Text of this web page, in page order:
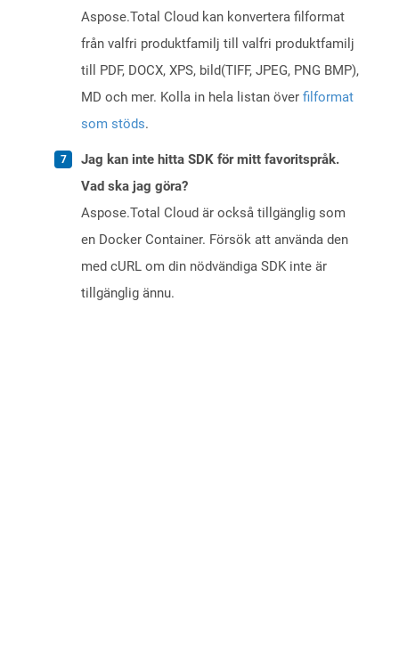
Aspose.Total Cloud kan konvertera filformat
från valfri produktfamilj till valfri produktfamilj
till PDF, DOCX, XPS, bild(TIFF, JPEG, PNG BMP),
MD och mer. Kolla in hela listan över filformat
som stöds.
Jag kan inte hitta SDK för mitt favoritspråk.
Vad ska jag göra?
Aspose.Total Cloud är också tillgänglig som
en Docker Container. Försök att använda den
med cURL om din nödvändiga SDK inte är
tillgänglig ännu.